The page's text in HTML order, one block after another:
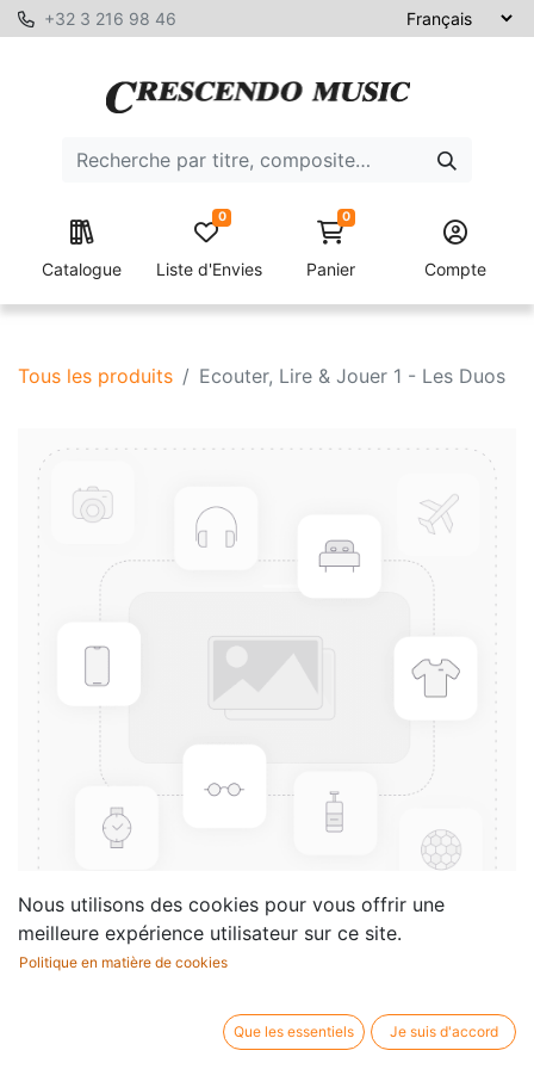
+32 3 216 98 46
Catalogue Liste d'Envies
0 0
Panier Compte
Tous les produits Ecouter, Lire & Jouer 1 - Les Duos
Ecouter, Lire & Jouer 1 - Les
Nous utilisons des cookies pour vous offrir une
meilleure expérience utilisateur sur ce site.
Politique en matière de cookies
Que les essentiels Je suis d'accord